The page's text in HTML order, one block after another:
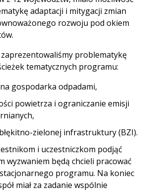
adaptacji i mitygacji zmian
rozwoju pod okiem
problematykę
tematycznych programu:
gospodarka odpadami,
powietrza i ograniczanie emisji
zielonej infrastruktury (BZI).
i uczestniczkom podjąć
wyzwaniem będą chcieli pracować
programu. Na koniec
miał za zadanie wspólnie